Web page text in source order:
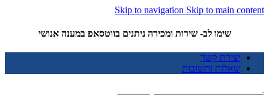
Skip to navigation Skip to main content
שימו לב- שירות ומכירה ניתנים בווטסאפ במענה אנושי
יצירת קשר
שאלות ותשובות